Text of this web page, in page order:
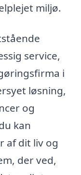
miljø.
service,
i
løsning,
og
kan
af dit liv og
der ved,